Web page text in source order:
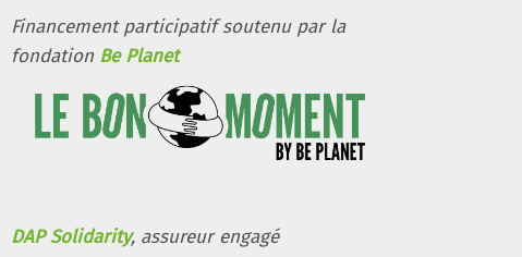
Financement participatif soutenu par la
fondation Be Planet
DAP Solidarity, assureur engagé